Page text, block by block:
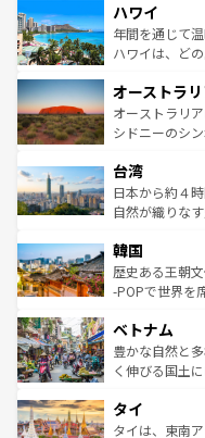
ば市内交通費無料
着のスイス情
のような巨大
ンメントが詰
西部には大自
部のニューオ
文化が魅力。
しみながら、
ならではの贅沢な旅のス
情報はコンテ
ハワイ
年間を通じて
ハワイは、ど
ワイ島は見逃
島だが、静か
おすすめ。エ
れるおもてな
人々、おいし
ク、伝統的な
ワイを、存分に味わってほ
はコンテンツ
オーストラ
オーストラリ
シドニーのシ
リアリーフや
ク）、タスマ
ど、見どころ
いる。アクテ
ビング、ハイ
い。オースト
参照してほしい
台湾
日本から約４
自然が織りな
ン）、静ひつ
と山間の静け
驚きをもたら
容にもいいと
が
照してほしい。
韓国
歴史ある王朝
-POPで世界を
き、地方に足
できる。そし
まで、さまざ
リティに包ま
ベトナム
豊かな自然と
く伸びる国土
急速な発展と
ーチミン市の
タイ
タイは、東南